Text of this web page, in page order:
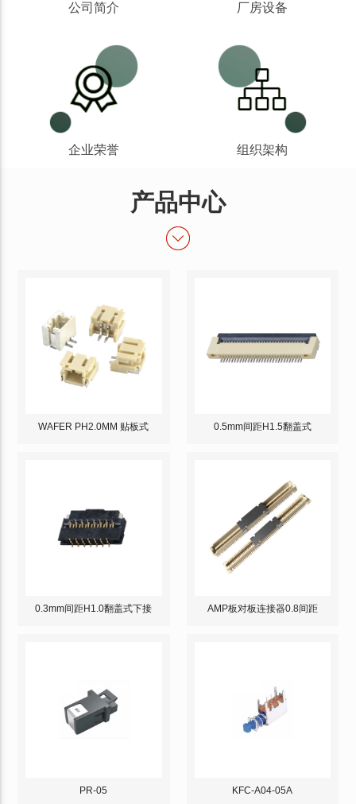
公司简介 厂房设备
企业荣誉 组织架构
产品中心
WAFER PH2.0MM 贴板式 0.5mm间距H1.5翻盖式
0.3mm间距H1.0翻盖式下接 AMP板对板连接器0.8间距
PR-05 KFC-A04-05A